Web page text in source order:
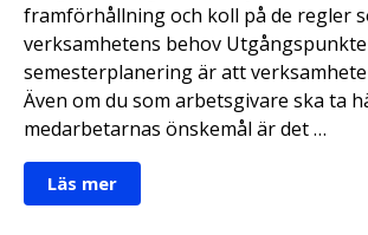
framförhållning och koll på de regler
verksamhetens behov
semesterplanering är att
Även om du som arbetsgivare ska ta
medarbetarnas önskemål är det …
Läs mer